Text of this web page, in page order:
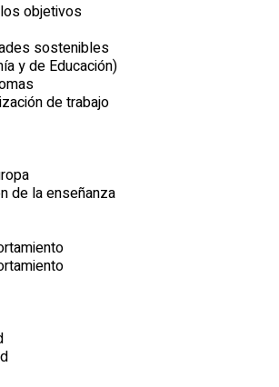
objetivos
sostenibles
y de Educación)
de trabajo
de la enseñanza